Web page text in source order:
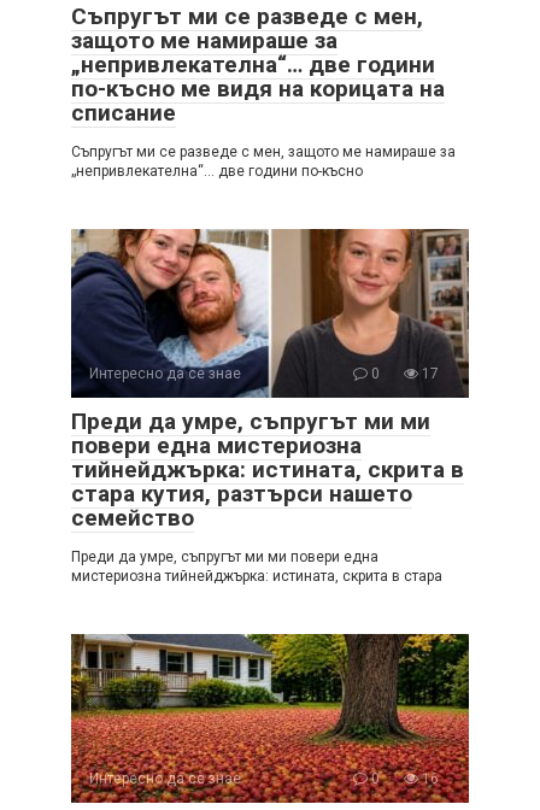
Съпругът ми се разведе с мен,
защото ме намираше за
„непривлекателна“… две години
по-късно ме видя на корицата на
списание
Съпругът ми се разведе с мен, защото ме намираше за
„непривлекателна“… две години по-късно
Интересно да се знае 0 17
Преди да умре, съпругът ми ми
повери една мистериозна
тийнейджърка: истината, скрита в
стара кутия, разтърси нашето
семейство
Преди да умре, съпругът ми ми повери една
мистериозна тийнейджърка: истината, скрита в стара
Интересно да се знае 0 16